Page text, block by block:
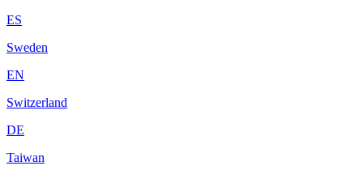
ES
Sweden
EN
Switzerland
DE
Taiwan